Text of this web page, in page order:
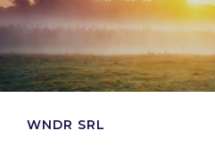
WNDR SRL